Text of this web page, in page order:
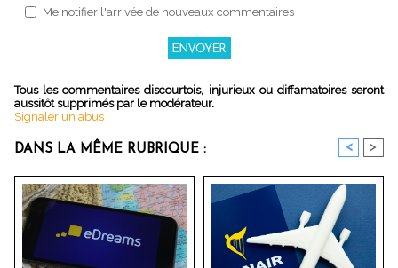
Me notifier l'arrivée de nouveaux commentaires
Tous les commentaires discourtois, injurieux ou diffamatoires seront
aussitôt supprimés par le modérateur.
Signaler un abus
DANS LA MÊME RUBRIQUE : < >